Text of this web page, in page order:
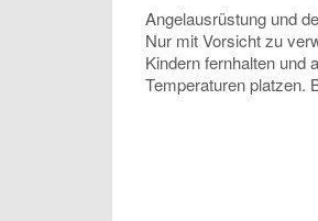
Angelausrüstung und
Nur mit Vorsicht zu
Kindern fernhalten und
Temperaturen platzen.